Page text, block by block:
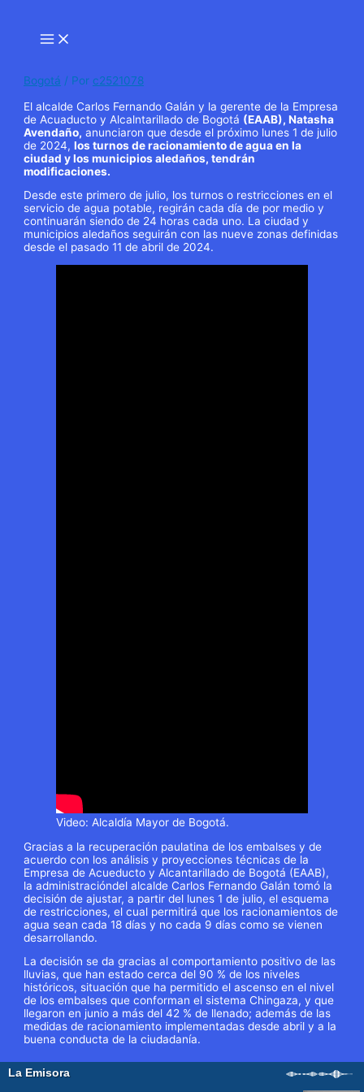
contenido
Main
Menu
Bogotá / Por c2521078
El alcalde Carlos Fernando Galán y la gerente de la Empresa
de Acuaducto y Alcalntarillado de Bogotá (EAAB), Natasha
Avendaño, anunciaron que desde el próximo lunes 1 de julio
de 2024,los turnos de racionamiento de agua en la
ciudad y los municipios aledaños, tendrán
modificaciones.
Desde este primero de julio, los turnos o restricciones en el
servicio de agua potable, regirán cada día de por medio y
continuarán siendo de 24 horas cada uno. La ciudad y
municipios aledaños seguirán con las nueve zonas definidas
desde el pasado 11 de abril de 2024.
Video: Alcaldía Mayor de Bogotá.
Gracias a la recuperación paulatina de los embalses y de
acuerdo con los análisis y proyecciones técnicas de la
Empresa de Acueducto y Alcantarillado de Bogotá (EAAB),
la administracióndel alcalde Carlos Fernando Galán tomó la
decisión de ajustar, a partir del lunes 1 de julio, el esquema
de restricciones, el cual permitirá que los racionamientos de
agua sean cada 18 días y no cada 9 días como se vienen
desarrollando.
La decisión se da gracias al comportamiento positivo de las
lluvias, que han estado cerca del 90 % de los niveles
históricos, situación que ha permitido el ascenso en el nivel
de los embalses que conforman el sistema Chingaza, y que
llegaron en junio a más del 42 % de llenado; además de las
medidas de racionamiento implementadas desde abril y a la
buena conducta de la ciudadanía.
Navegación
← Entrada anterior